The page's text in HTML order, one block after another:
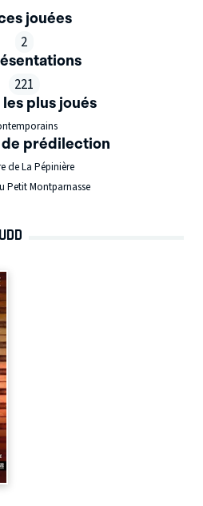
jouées
2
221
les plus joués
de prédilection
de La Pépinière
Petit Montparnasse